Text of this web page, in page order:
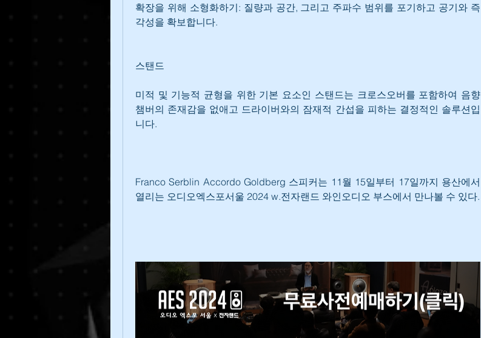
확장을 위해 소형화하기: 질량과 공간, 그리고 주파수 범위를 포기하고 공기와 즉
각성을 확보합니다.
스탠드
미적 및 기능적 균형을 위한 기본 요소인 스탠드는 크로스오버를 포함하여 음향
챔버의 존재감을 없애고 드라이버와의 잠재적 간섭을 피하는 결정적인 솔루션입
니다.
Franco Serblin Accordo Goldberg 스피커는 11월 15일부터 17일까지 용산에서
열리는 오디오엑스포서울 2024 w.전자랜드 와인오디오 부스에서 만나볼 수 있다.